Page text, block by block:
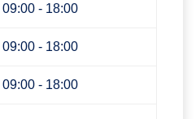
09:00 - 18:00
09:00 - 18:00
09:00 - 18:00